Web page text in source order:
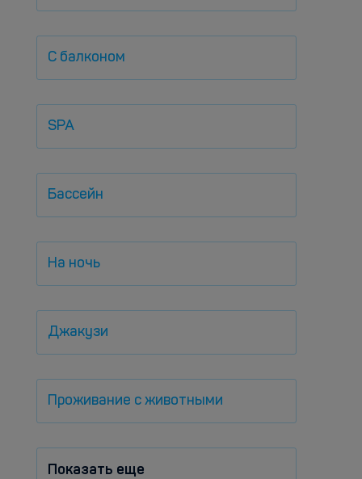
С балконом
SPA
Бассейн
На ночь
Джакузи
Проживание с животными
Показать еще